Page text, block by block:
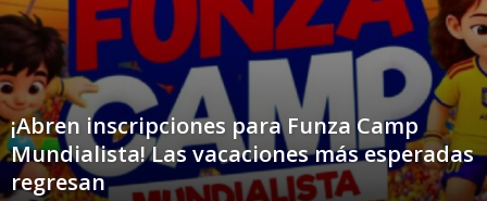
¡Abren inscripciones para Funza Camp
Mundialista! Las vacaciones más esperadas
regresan